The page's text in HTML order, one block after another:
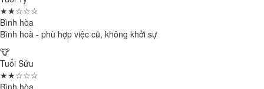
★★☆☆☆
Bình hòa
Bình hoà - phù hợp việc cũ, không khởi sự
🐮
Tuổi Sửu
★★☆☆☆
Bình hòa